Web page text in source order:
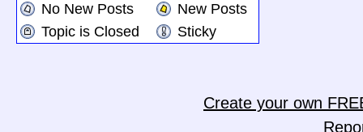
No New Posts
New Posts
Topic is Closed
Sticky
Create your own